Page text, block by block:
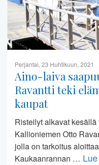
Perjantai, 23 Huhtikuun, 2021
Aino-laiva
Ravantti teki
kaupat
Risteilyt alkavat
Kallioniemen Otto
jolla on tarkoitus
Kaukaanrannan …